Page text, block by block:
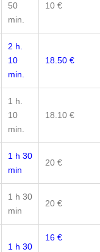
50
min.
10 €
2 h.
10
min.
18.50 €
1 h.
10
min.
18.10 €
1 h 30
min
20 €
1 h 30
min
20 €
1 h 30
16 €